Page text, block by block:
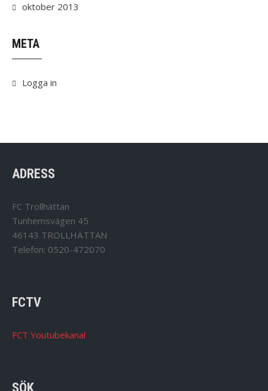
oktober 2013
META
Logga in
ADRESS
FC Trollhättan
Tunhemsvägen 45
46143 TROLLHÄTTAN
Telefon: 0520-472070
FCTV
FCT Youtubekanal
SÖK